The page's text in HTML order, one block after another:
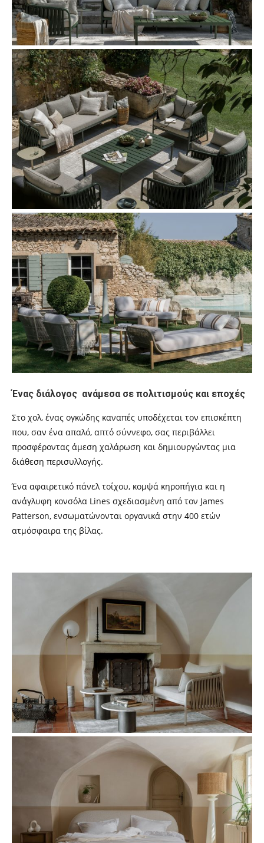
Ένας διάλογος ανάμεσα σε πολιτισμούς και εποχές
Στο χολ, ένας ογκώδης καναπές υποδέχεται τον επισκέπτη
που, σαν ένα απαλό, απτό σύννεφο, σας περιβάλλει
προσφέροντας άμεση χαλάρωση και δημιουργώντας μια
διάθεση περισυλλογής.
Ένα αφαιρετικό πάνελ τοίχου, κομψά κηροπήγια και η
ανάγλυφη κονσόλα Lines σχεδιασμένη από τον James
Patterson, ενσωματώνονται οργανικά στην 400 ετών
ατμόσφαιρα της βίλας.